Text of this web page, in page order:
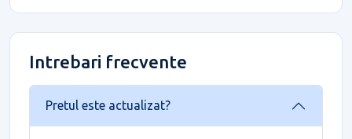
Intrebari frecvente
Pretul este actualizat?